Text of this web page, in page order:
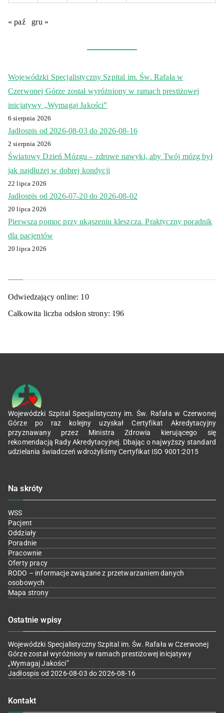
« paź gru »
Wojewódzki Specjalistyczny Szpital im. Św. Rafała w
Czerwonej Górze został wyróżniony w ramach prestiżowej
inicjatywy „Wymagaj Jakości”
6 sierpnia 2026
Jadłospis od 2026-08-03 do 2026-08-16
2 sierpnia 2026
Światowy Dzień Mózgu – zdrowe nawyki, aby Twój mózg był
jak najdłużej w dobrej kondycji
22 lipca 2026
Jadłospis od 2026-07-20 do 2026-08-02
20 lipca 2026
Pierwsza pomoc przy ukąszeniu kleszcza. Praktyczny poradnik
dla pacjentów
20 lipca 2026
Odwiedzający online: 10
Całkowita liczba odsłon strony: 196
Wojewódzki Szpital Specjalistyczny im. Św. Rafała w Czerwonej
Górze po raz kolejny uzyskał Certyfikat Akredytacyjny
przyznawany przez Ministra Zdrowia kierującego się
rekomendacją Rady Akredytacyjnej. Dbając o najwyższy standard
udzielania świadczeń wdrożyliśmy Certyfikat ISO 9001:2015
Na skróty
WSS
Pacjent
Oddziały
Poradnie
Pracownie
Oferty pracy
RODO – informacje związane z przetwarzaniem danych
osobowych
Mapa strony
Ostatnie wpisy
Wojewódzki Specjalistyczny Szpital im. Św. Rafała w Czerwonej
Górze został wyróżniony w ramach prestiżowej inicjatywy
„Wymagaj Jakości”
Jadłospis od 2026-08-03 do 2026-08-16
Kontakt